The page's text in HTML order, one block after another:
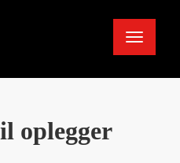
Toggle
navigation
oplegger